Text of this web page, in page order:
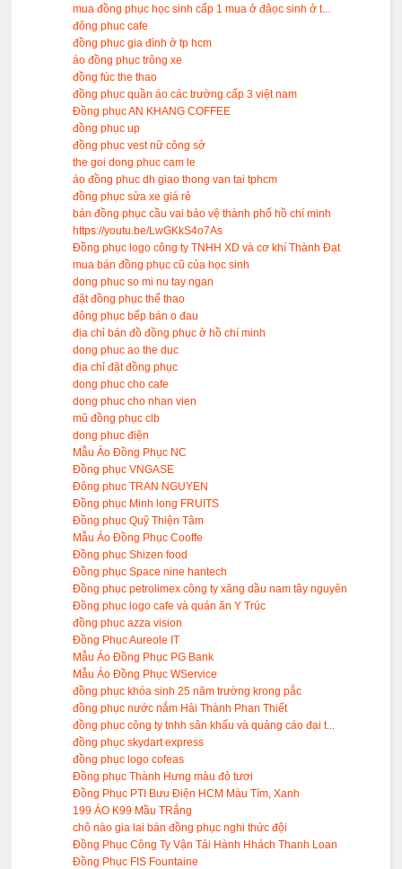
mua đồng phục học sinh cấp 1 mua ở đâọc sinh ở t...
đông phuc cafe
đồng phục gia đình ở tp hcm
áo đồng phục trông xe
đồng fúc the thao
đồng phục quần áo các trường cấp 3 việt nam
Đồng phục AN KHANG COFFEE
đồng phục up
đồng phục vest nữ công sở
the goi dong phuc cam le
áo đồng phuc dh giao thong van tai tphcm
đồng phục sửa xe giá rẻ
bán đồng phục cầu vai bảo vệ thành phố hồ chí minh
https://youtu.be/LwGKkS4o7As
Đồng phục logo công ty TNHH XD và cơ khí Thành Đạt
mua bán đồng phục cũ của học sinh
dong phuc so mi nu tay ngan
đặt đồng phục thể thao
đông phục bếp bán o đau
địa chỉ bán đồ đồng phục ở hồ chí minh
dong phuc ao the duc
địa chỉ đặt đồng phục
dong phuc cho cafe
dong phuc cho nhan vien
mũ đồng phục clb
dong phuc điện
Mẫu Áo Đồng Phục NC
Đồng phục VNGASE
Đông phuc TRAN NGUYEN
Đồng phục Minh long FRUITS
Đồng phục Quỹ Thiện Tâm
Mẫu Áo Đồng Phục Cooffe
Đồng phục Shizen food
Đồng phục Space nine hantech
Đồng phục petrolimex công ty xăng dầu nam tây nguyên
Đồng phục logo cafe và quán ăn Y Trúc
đồng phục azza vision
Đồng Phục Aureole IT
Mẫu Áo Đồng Phục PG Bank
Mẫu Áo Đồng Phục WService
đồng phục khóa sinh 25 năm trường krong pắc
đồng phục nước nắm Hải Thành Phan Thiết
đồng phục công ty tnhh sân khấu và quảng cáo đại t...
đồng phục skydart express
đồng phục logo cofeas
Đồng phục Thành Hưng màu đỏ tươi
Đồng Phục PTI Bưu Điện HCM Màu Tím, Xanh
199 ÁO K99 Mầu TRắng
chô nào gia lai bán đồng phục nghi thức đội
Đồng Phục Công Ty Vận Tải Hành Hhách Thanh Loan
Đồng Phục FIS Fountaine